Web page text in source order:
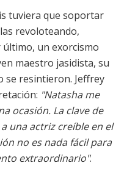
tuviera que soportar
revoloteando,
un exorcismo
maestro jasidista, su
se resintieron. Jeffrey
"Natasha me
ocasión. La clave de
una actriz creíble en el
no es nada fácil para
extraordinario".